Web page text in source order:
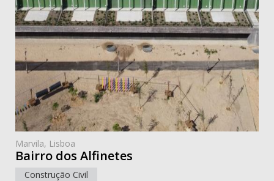
Marvila, Lisboa
Bairro dos Alfinetes
Construção Civil